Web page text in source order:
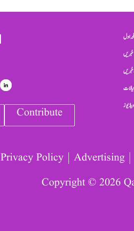
Contribute
اول
خبریں
خبریں
ویڈیوز
Privacy Policy Advertising
Copyright © 2026